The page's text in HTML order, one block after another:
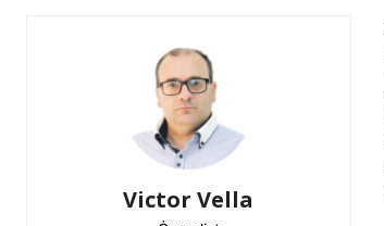
Victor Vella